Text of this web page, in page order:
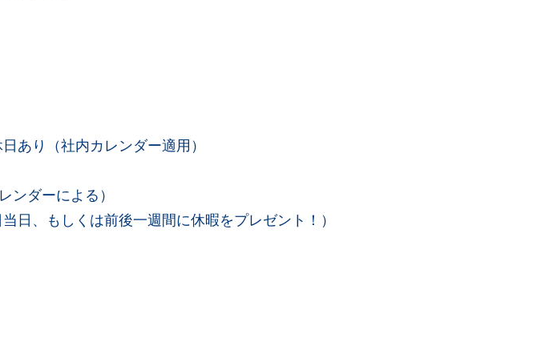
あり（社内カレンダー適用）
ンダーによる）
日、もしくは前後一週間に休暇をプレゼント！）